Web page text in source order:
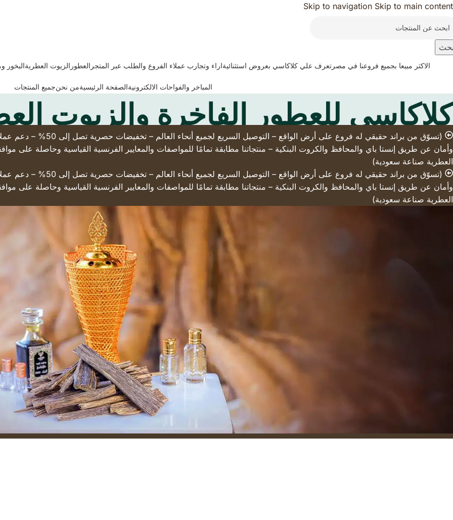
Skip to navigation Skip to main content
الاكثر مبيعا بجميع فروعنا في مصر تعرف علي كلاكاسي بعروض استثنائيةاراء وتجارب عملاء الفروع والطلب عبر المتجر العطور الزيوت العطريةالبخور
المباخر والفواحات الالكترونيةالصفحة الرئيسيةمن نحنجميع المنتجات
كلاكاسي للعطور الفاخرة والزيوت
(تسوّق من براند حقيقي له فروع
وأمان عن طريق إنستا باي والمحافظ والكروت البنكية – منتجاتنا مطابقة تمامًا للمواصفات والمعايير الفرنسية القياسية وحاصلة على
العطرية صناعة سعودية)
(تسوّق من براند حقيقي له فروع
وأمان عن طريق إنستا باي والمحافظ والكروت البنكية – منتجاتنا مطابقة تمامًا للمواصفات والمعايير الفرنسية القياسية وحاصلة على
العطرية صناعة سعودية)